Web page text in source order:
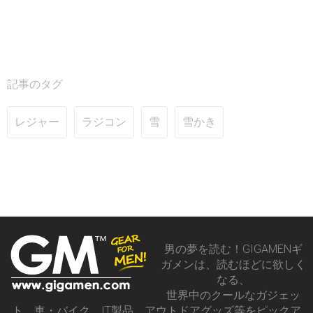
記事のタグ
レジャー ラジコン 雪 雪かき
男の夢を読む！GIGAMENギ
ガメンは、読むほどに欲しく
なる、
世界中のクールなガジェッ